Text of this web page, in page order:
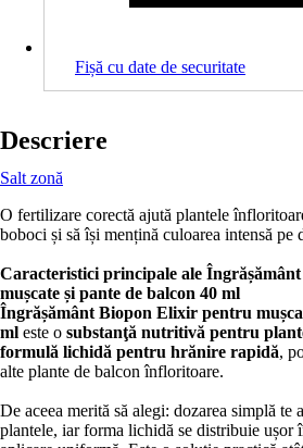
Fișă cu date de securitate
Descriere
Salt zonă
O fertilizare corectă ajută plantele
boboci și să își mențină culoarea intensă pe
Caracteristici principale ale
mușcate și pante de balcon 40 ml
Îngrășământ Biopon Elixir pentru
ml este o substanţă nutritivă pentru
formulă lichidă pentru hrănire rapidă,
alte plante de balcon înfloritoare.
De aceea merită să alegi: dozarea simplă te
plantele, iar forma lichidă se distribuie ușor